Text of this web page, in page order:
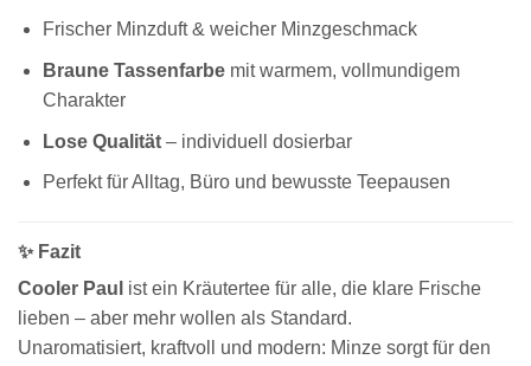
Frischer Minzduft & weicher Minzgeschmack
Braune Tassenfarbemit warmem, vollmundigem
Charakter
Lose Qualität– individuell dosierbar
Perfekt für Alltag, Büro und bewusste Teepausen
✨ Fazit
Cooler Paul ist ein Kräutertee für alle, die klare Frische
lieben – aber mehr wollen als Standard.
Unaromatisiert, kraftvoll und modern: Minze sorgt für den